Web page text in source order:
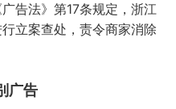
告法》第17条规定，浙江
立案查处，责令商家消除
广告